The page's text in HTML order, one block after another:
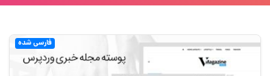
فارسی شده